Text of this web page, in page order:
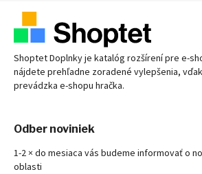
Shoptet Doplnky je katalóg rozšírení pre e-
nájdete prehľadne zoradené vylepšenia,
prevádzka e-shopu hračka.
Odber noviniek
1-2 × do mesiaca vás budeme informovať o
oblasti